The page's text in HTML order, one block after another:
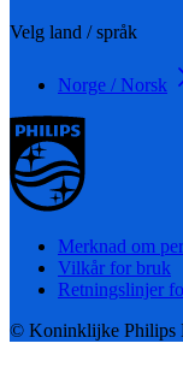
Velg land / språk
Norge / Norsk
Merknad om
Vilkår for bruk
Retningslinjer
© Koninklijke Philips